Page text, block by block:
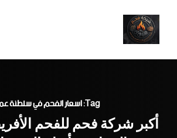
content
Tag: اسعار الفحم في سلطنة عمان
أكبر شركة فحم للفحم